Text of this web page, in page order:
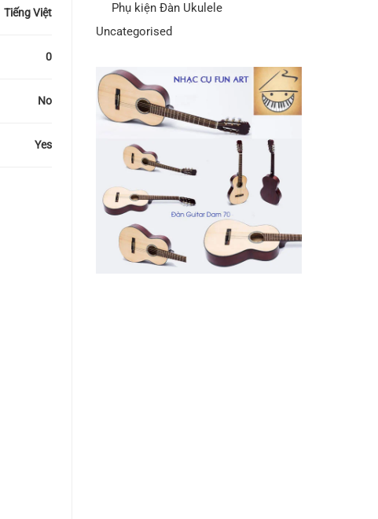
Tiếng Việt
0
No
Yes
Phụ kiện Đàn Ukulele
Uncategorised